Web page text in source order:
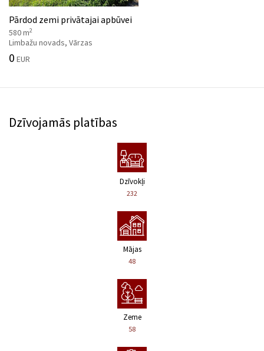
Pārdod zemi privātajai apbūvei
580 m2
Limbažu novads, Vārzas
0 EUR
Dzīvojamās platības
Dzīvokļi
232
Mājas
48
Zeme
58